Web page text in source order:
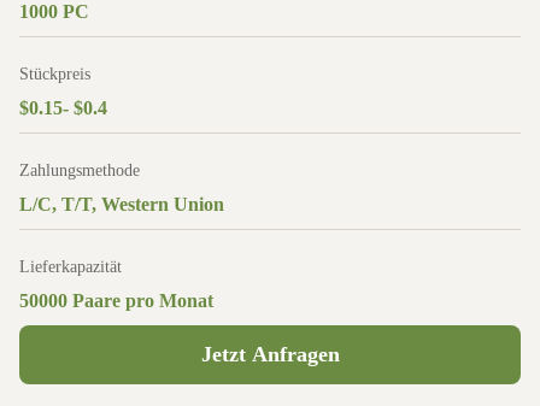
1000 PC
Stückpreis
$0.15- $0.4
Zahlungsmethode
L/C, T/T, Western Union
Lieferkapazität
50000 Paare pro Monat
Jetzt Anfragen